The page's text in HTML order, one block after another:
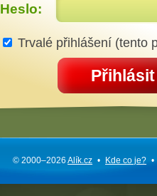
Heslo:
Trvalé přihlášení (tento
Přihlásit
© 2000–2026Alík.cz • Kde co je? •